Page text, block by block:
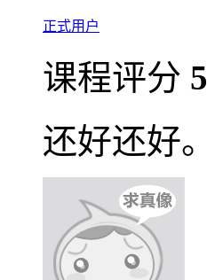
正式用户
课程评分 5
还好还好。